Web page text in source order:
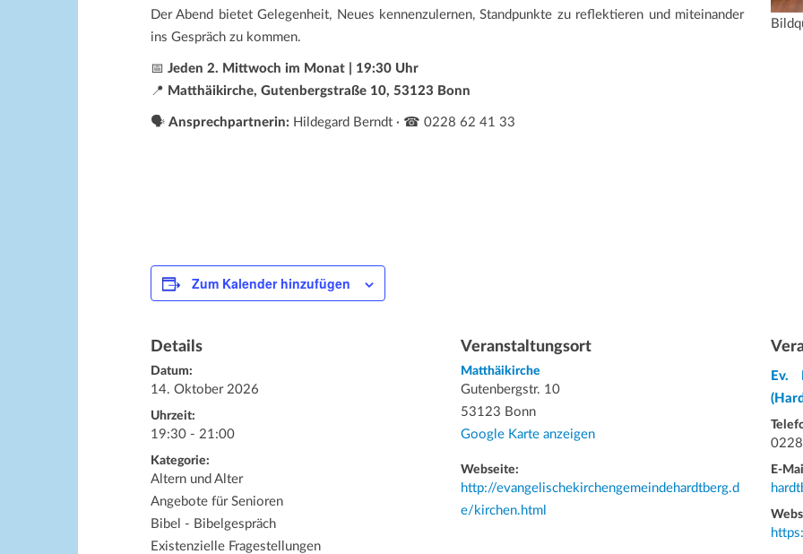
Der Abend bietet Gelegenheit, Neues kennenzulernen, Standpunkte zu reflektieren und miteinander
ins Gespräch zu kommen.
📅 Jeden 2. Mittwoch im Monat | 19:30 Uhr
📍 Matthäikirche, Gutenbergstraße 10, 53123 Bonn
🗣️ Ansprechpartnerin: Hildegard Berndt · ☎ 0228 62 41 33
Zum Kalender hinzufügen
Details
Datum:
14. Oktober 2026
Uhrzeit:
19:30 - 21:00
Kategorie:
Altern und Alter
Angebote für Senioren
Bibel - Bibelgespräch
Existenzielle Fragestellungen
Veranstaltungsort
Matthäikirche
Gutenbergstr. 10
53123 Bonn
Google Karte anzeigen
Webseite:
http://evangelischekirchengemeindehardtberg.d
e/kirchen.html
Ev.
E-